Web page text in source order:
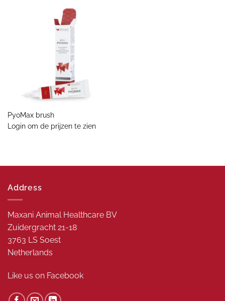
PyoMax brush
Login om de prijzen te zien
Address
Maxani Animal Healthcare BV
Zuidergracht 21-18
3763 LS Soest
Netherlands
Like us on Facebook